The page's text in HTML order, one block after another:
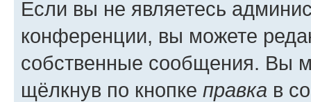
Если вы не являетесь
конференции, вы можете
собственные сообщения. Вы
щёлкнув по кнопке правка в